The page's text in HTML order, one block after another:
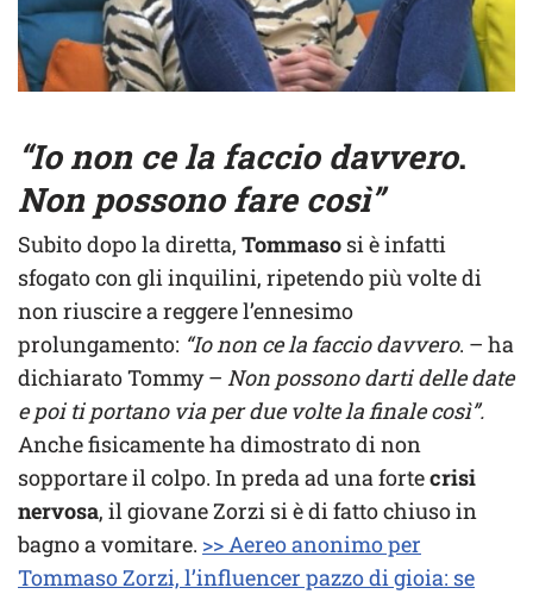
“Io non ce la faccio davvero.
Non possono fare così”
Subito dopo la diretta, Tommaso si è infatti
sfogato con gli inquilini, ripetendo più volte di
non riuscire a reggere l’ennesimo
prolungamento: “Io non ce la faccio davvero. – ha
dichiarato Tommy – Non possono darti delle date
e poi ti portano via per due volte la finale così”.
Anche fisicamente ha dimostrato di non
sopportare il colpo. In preda ad una fortecrisi
nervosa, il giovane Zorzi si è di fatto chiuso in
bagno a vomitare. >> Aereo anonimo per
Tommaso Zorzi, l’influencer pazzo di gioia: se